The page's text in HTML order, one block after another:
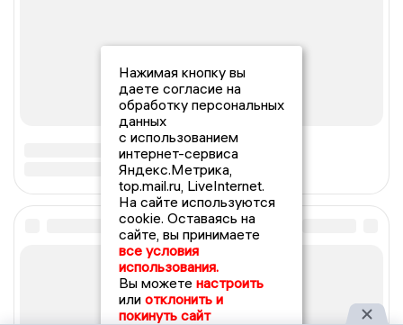
Нажимая кнопку вы
даете согласие на
обработку персональных
данных
с использованием
интернет-сервиса
Яндекс.Метрика,
top.mail.ru, LiveInternet.
На сайте используются
cookie. Оставаясь на
сайте, вы принимаете
все условия
использования.
Вы можете настроить
или отклонить и
покинуть сайт